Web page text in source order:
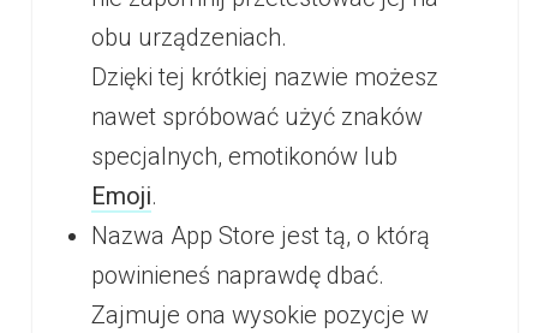
obu urządzeniach.
Dzięki tej krótkiej nazwie możesz
nawet spróbować użyć znaków
specjalnych, emotikonów lub
Emoji.
Nazwa App Store jest tą, o którą
powinieneś naprawdę dbać.
Zajmuje ona wysokie pozycje w